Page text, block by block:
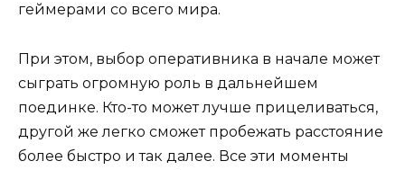
геймерами со всего мира.
При этом, выбор оперативника в начале может
сыграть огромную роль в дальнейшем
поединке. Кто-то может лучше прицеливаться,
другой же легко сможет пробежать расстояние
более быстро и так далее. Все эти моменты